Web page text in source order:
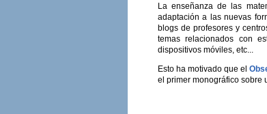
La enseñanza de las
adaptación a las nuevas
blogs de profesores y
temas relacionados con
dispositivos móviles, etc...
Esto ha motivado que el
el primer monográfico sobre